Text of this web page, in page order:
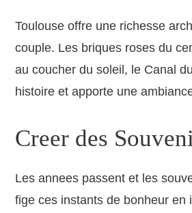
Toulouse offre une richesse
couple. Les briques roses du
au coucher du soleil, le Canal
histoire et apporte une
Creer des
Les annees passent et les
fige ces instants de bonheur